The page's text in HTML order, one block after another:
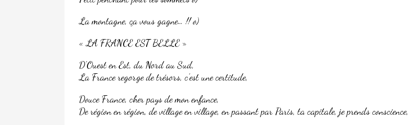
La montagne, ça vous gagne… !! o)
« LA FRANCE EST BELLE »
D’Ouest en Est, du Nord au Sud,
La France regorge de trésors, c’est une certitude,
Douce France, cher pays de mon enfance,
De région en région, de village en village, en passant par Paris, ta capitale, je prends conscience,